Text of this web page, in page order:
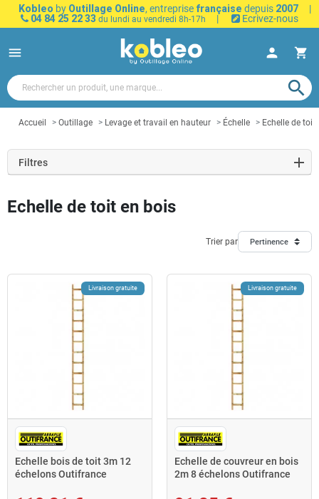
Kobleo by Outillage Online, entreprise française depuis 2007
|
04 84 25 22 33 du lundi au vendredi 8h-17h | Ecrivez-nous
menu person shopping_cart
search
Accueil Outillage Levage et travail en hauteur Échelle Echelle de toit
Filtres
Echelle de toit en bois
Trier par Pertinence
Livraison gratuite
Echelle bois de toit 3m 12
échelons Outifrance
Livraison gratuite
Echelle de couvreur en bois
2m 8 échelons Outifrance